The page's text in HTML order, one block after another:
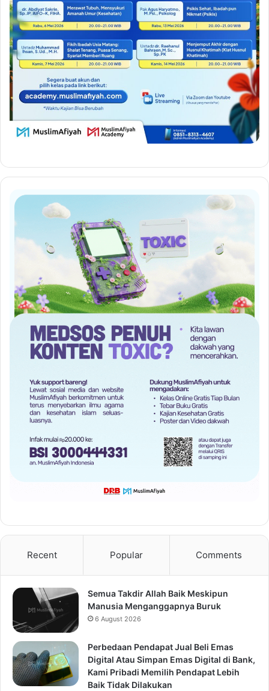
Recent Popular Comments
Semua Takdir Allah Baik Meskipun
Manusia Menganggapnya Buruk
6 August 2026
Perbedaan Pendapat Jual Beli Emas
Digital Atau Simpan Emas Digital di Bank,
Kami Pribadi Memilih Pendapat Lebih
Baik Tidak Dilakukan